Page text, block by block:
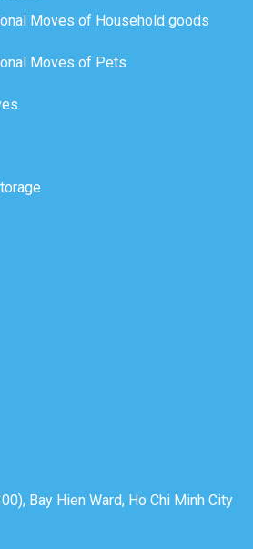
Moves of Household goods
Moves of Pets
Bay Hien Ward, Ho Chi Minh City